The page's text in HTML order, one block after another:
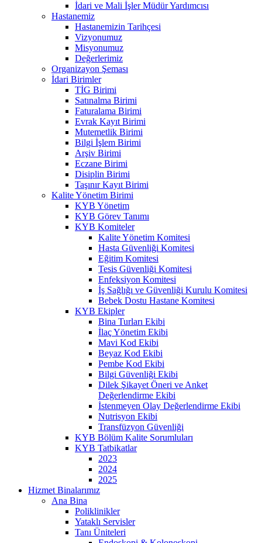
İdari ve Mali İşler Müdür Yardımcısı
Hastanemiz
Hastanemizin Tarihçesi
Vizyonumuz
Misyonumuz
Değerlerimiz
Organizayon Şeması
İdari Birimler
TİG Birimi
Satınalma Birimi
Faturalama Birimi
Evrak Kayıt Birimi
Mutemetlik Birimi
Bilgi İşlem Birimi
Arşiv Birimi
Eczane Birimi
Disiplin Birimi
Taşınır Kayıt Birimi
Kalite Yönetim Birimi
KYB Yönetim
KYB Görev Tanımı
KYB Komiteler
Kalite Yönetim Komitesi
Hasta Güvenliği Komitesi
Eğitim Komitesi
Tesis Güvenliği Komitesi
Enfeksiyon Komitesi
İş Sağlığı ve Güvenliği Kurulu Komitesi
Bebek Dostu Hastane Komitesi
KYB Ekipler
Bina Turları Ekibi
İlaç Yönetim Ekibi
Mavi Kod Ekibi
Beyaz Kod Ekibi
Pembe Kod Ekibi
Bilgi Güvenliği Ekibi
Dilek Şikayet Öneri ve Anket
Değerlendirme Ekibi
İstenmeyen Olay Değerlendirme Ekibi
Nutrisyon Ekibi
Transfüzyon Güvenliği
KYB Bölüm Kalite Sorumluları
KYB Tatbikatlar
2023
2024
2025
Hizmet Binalarımız
Ana Bina
Poliklinikler
Yataklı Servisler
Tanı Üniteleri